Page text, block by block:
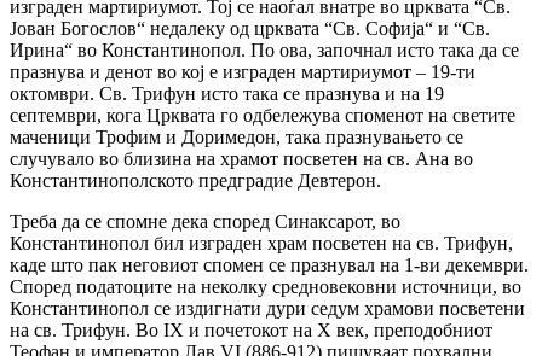
изграден мартириумот. Тој се наоѓал внатре во црквата “Св.
Јован Богослов“ недалеку од црквата “Св. Софија“ и “Св.
Ирина“ во Константинопол. По ова, започнал исто така да се
празнува и денот во кој е изграден мартириумот – 19-ти
октомври. Св. Трифун исто така се празнува и на 19
септември, кога Црквата го одбележува споменот на светите
маченици Трофим и Доримедон, така празнувањето се
случувало во близина на храмот посветен на св. Ана во
Константинополското предградие Девтерон.
Треба да се спомне дека според Синаксарот, во
Константинопол бил изграден храм посветен на св. Трифун,
каде што пак неговиот спомен се празнувал на 1-ви декември.
Според податоците на неколку средновековни источници, во
Константинопол се издигнати дури седум храмови посветени
на св. Трифун. Во IX и почетокот на X век, преподобниот
Теофан и император Лав VІ (886-912) пишуваат похвални